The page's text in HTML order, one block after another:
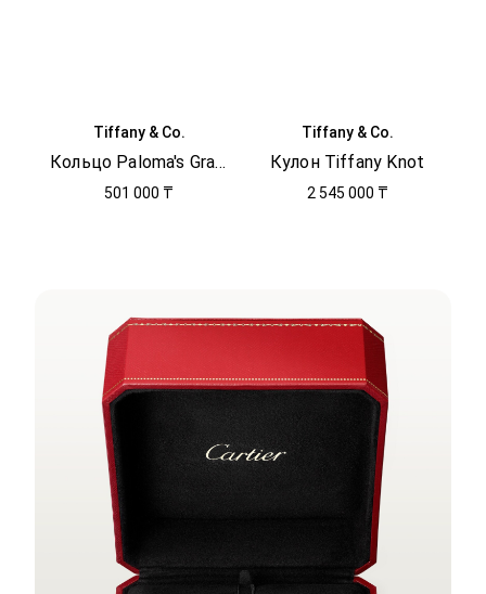
Tiffany & Co.
Кольцо Paloma's Graffiti
501 000 ₸
Tiffany & Co.
Кулон Tiffany Knot
2 545 000 ₸